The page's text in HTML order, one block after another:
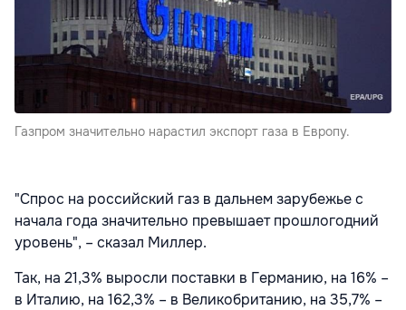
Газпром значительно нарастил экспорт газа в Европу.
"Спрос на российский газ в дальнем зарубежье с
начала года значительно превышает прошлогодний
уровень", – сказал Миллер.
Так, на 21,3% выросли поставки в Германию, на 16% –
в Италию, на 162,3% – в Великобританию, на 35,7% –